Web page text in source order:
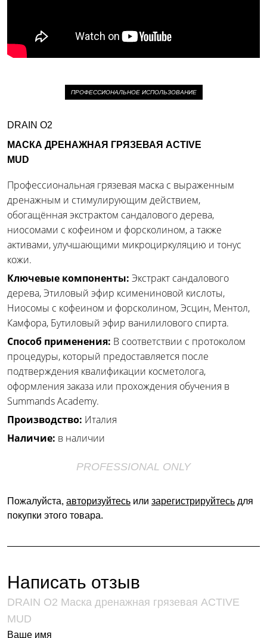
ПРОФЕССИОНАЛЬНОЕ ИСПОЛЬЗОВАНИЕ
DRAIN O2
МАСКА ДРЕНАЖНАЯ ГРЯЗЕВАЯ ACTIVE
MUD
Профессиональная грязевая маска с выраженным
дренажным и стимулирующим действием,
обогащённая экстрактом сандалового дерева,
ниосомами с кофеином и форсколином, а также
активами, улучшающими микроциркуляцию и тонус
кожи.
Ключевые компоненты: Экстракт сандалового
дерева, Этиловый эфир ксимениновой кислоты,
Ниосомы с кофеином и форсколином, Эсцин, Ментол,
Камфора, Бутиловый эфир ванилилового спирта.
Способ применения: В соответствии с протоколом
процедуры, который предоставляется после
подтверждения квалификации косметолога,
оформления заказа или прохождения обучения в
Summands Academy.
Производство: Италия
Наличие: в наличии
PROFESSIONAL ONLY
Пожалуйста, авторизуйтесь или зарегистрируйтесь для
покупки этого товара.
Написать отзыв
DRAIN O2 Маска дренажная грязевая ACTIVE
MUD
Ваше имя